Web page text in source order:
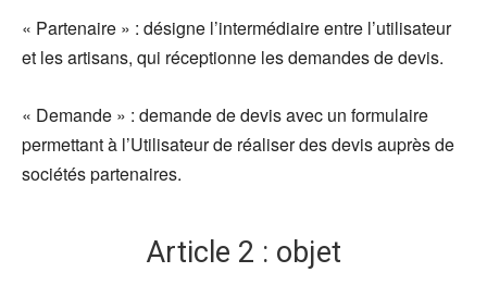
« Partenaire » : désigne l’intermédiaire entre l’utilisateur
et les artisans, qui réceptionne les demandes de devis.
« Demande » : demande de devis avec un formulaire
permettant à l’Utilisateur de réaliser des devis auprès de
sociétés partenaires.
Article 2 : objet